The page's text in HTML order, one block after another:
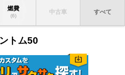
燃費
(6)
中古車 すべて
トム50